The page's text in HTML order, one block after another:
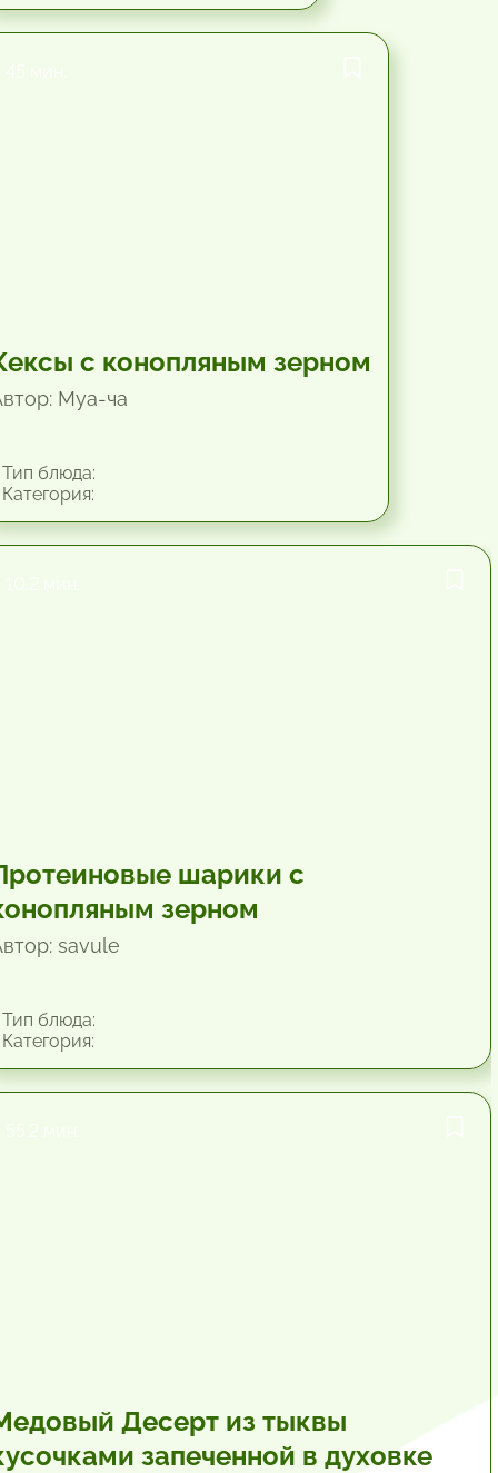
с конопляным зерном
Mya-чa
блюда:
шарики с
зерном
savule
блюда:
Десерт из тыквы
запеченной в духовке